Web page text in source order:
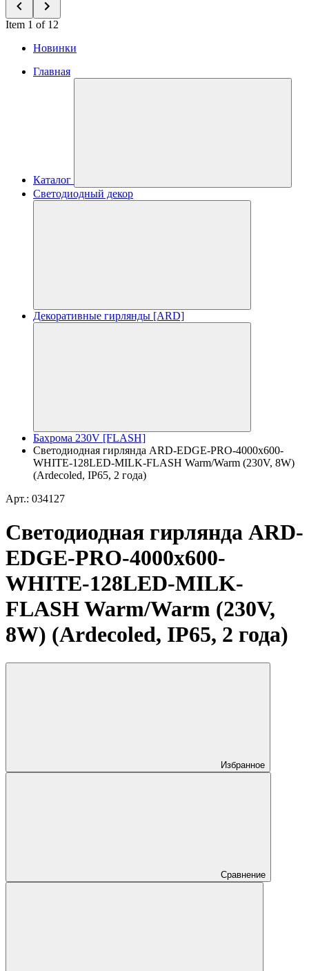
Item 1 of 12
Новинки
Главная
Каталог
Светодиодный декор
Декоративные гирлянды [ARD]
Бахрома 230V [FLASH]
Светодиодная гирлянда ARD-EDGE-PRO-4000x600-
WHITE-128LED-MILK-FLASH Warm/Warm (230V, 8W)
(Ardecoled, IP65, 2 года)
Арт.: 034127
Светодиодная гирлянда ARD-
EDGE-PRO-4000x600-
WHITE-128LED-MILK-
FLASH Warm/Warm (230V,
8W) (Ardecoled, IP65, 2 года)
Избранное
Сравнение